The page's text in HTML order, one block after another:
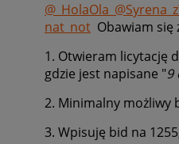
@_HolaOla_
nat_not Obawiam się
1. Otwieram licytację
gdzie jest napisane "9
2. Minimalny możliwy
3. Wpisuję bid na